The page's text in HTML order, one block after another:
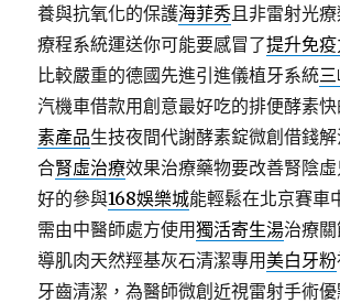
養與抗氧化的保護海菲秀且非雷射光
療程系統運送你可能要感冒了提升免疫
比較嚴重的德國先進引進儀植牙系統
汽機車借款用創意最好吃的排便酵素
素產品生技夜間代謝酵素錠微創借錢
合腎虛治療效果治療藥物要改善腎陰
好的參與168娛樂城能輕鬆在北京賽車
需由中醫師處方使用獨活寄生湯治療
導肌肉天然羥基灰石清潔專用美白牙粉
牙齒清潔，為醫師微創近視雷射手術